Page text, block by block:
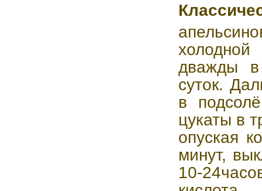
дважды в
суток.
в
цукаты в
опуская
минут,
10-